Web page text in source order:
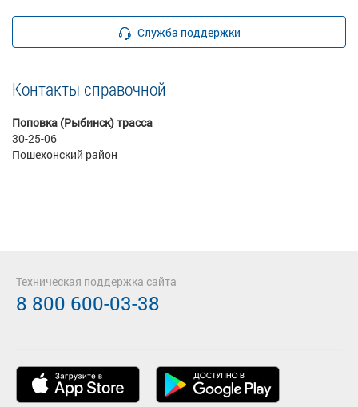
Служба поддержки
Контакты справочной
Поповка (Рыбинск) трасса
30-25-06
Пошехонский район
Техническая поддержка сайта
8 800 600-03-38